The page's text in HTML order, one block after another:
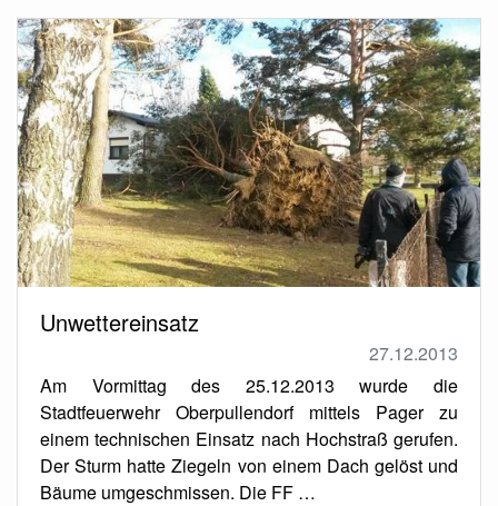
Unwettereinsatz
27.12.2013
Am Vormittag des 25.12.2013 wurde die
Stadtfeuerwehr Oberpullendorf mittels Pager zu
einem technischen Einsatz nach Hochstraß gerufen.
Der Sturm hatte Ziegeln von einem Dach gelöst und
Bäume umgeschmissen. Die FF …